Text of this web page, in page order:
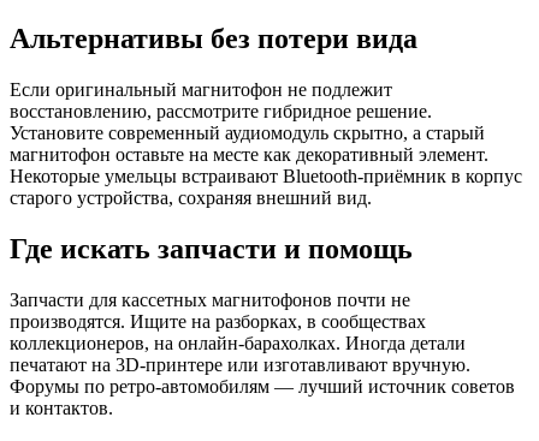
Альтернативы без потери вида
Если оригинальный магнитофон не подлежит
восстановлению, рассмотрите гибридное решение.
Установите современный аудиомодуль скрытно, а старый
магнитофон оставьте на месте как декоративный элемент.
Некоторые умельцы встраивают Bluetooth-приёмник в корпус
старого устройства, сохраняя внешний вид.
Где искать запчасти и помощь
Запчасти для кассетных магнитофонов почти не
производятся. Ищите на разборках, в сообществах
коллекционеров, на онлайн-барахолках. Иногда детали
печатают на 3D-принтере или изготавливают вручную.
Форумы по ретро-автомобилям — лучший источник советов
и контактов.